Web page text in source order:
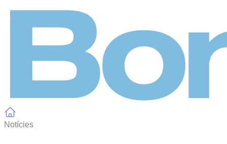
Notícies